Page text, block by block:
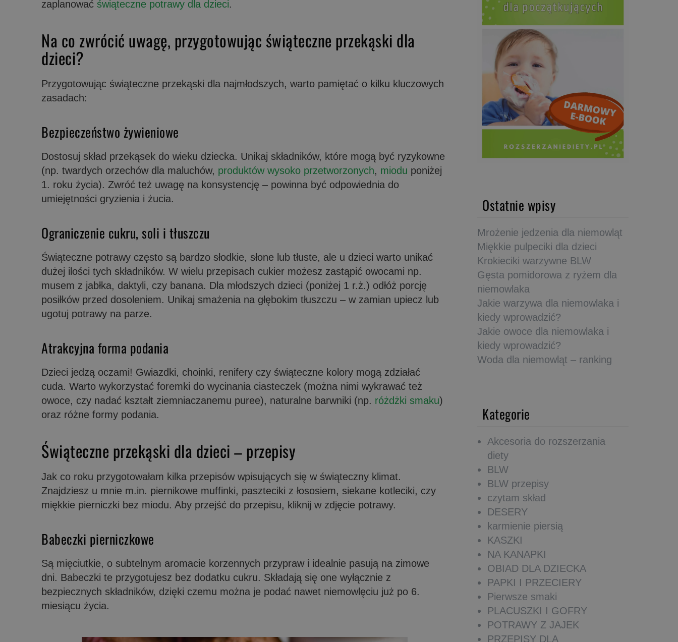
zaplanować świąteczne potrawy dla dzieci.
Na co zwrócić uwagę, przygotowując świąteczne przekąski dla
dzieci?
Przygotowując świąteczne przekąski dla najmłodszych, warto pamiętać o kilku kluczowych
zasadach:
Bezpieczeństwo żywieniowe
Dostosuj skład przekąsek do wieku dziecka. Unikaj składników, które mogą być ryzykowne
(np. twardych orzechów dla maluchów, produktów wysoko przetworzonych, miodu poniżej
1. roku życia). Zwróć też uwagę na konsystencję – powinna być odpowiednia do
umiejętności gryzienia i żucia.
Ograniczenie cukru, soli i tłuszczu
Świąteczne potrawy często są bardzo słodkie, słone lub tłuste, ale u dzieci warto unikać
dużej ilości tych składników. W wielu przepisach cukier możesz zastąpić owocami np.
musem z jabłka, daktyli, czy banana. Dla młodszych dzieci (poniżej 1 r.ż.) odłóż porcję
posiłków przed dosoleniem. Unikaj smażenia na głębokim tłuszczu – w zamian upiecz lub
ugotuj potrawy na parze.
Atrakcyjna forma podania
Dzieci jedzą oczami! Gwiazdki, choinki, renifery czy świąteczne kolory mogą zdziałać
cuda. Warto wykorzystać foremki do wycinania ciasteczek (można nimi wykrawać też
owoce, czy nadać kształt ziemniaczanemu puree), naturalne barwniki (np. różdżki smaku)
oraz różne formy podania.
Świąteczne przekąski dla dzieci – przepisy
Jak co roku przygotowałam kilka przepisów wpisujących się w świąteczny klimat.
Znajdziesz u mnie m.in. piernikowe muffinki, paszteciki z łososiem, siekane kotleciki, czy
miękkie pierniczki bez miodu. Aby przejść do przepisu, kliknij w zdjęcie potrawy.
Babeczki pierniczkowe
Są mięciutkie, o subtelnym aromacie korzennych przypraw i idealnie pasują na zimowe
dni. Babeczki te przygotujesz bez dodatku cukru. Składają się one wyłącznie z
bezpiecznych składników, dzięki czemu można je podać nawet niemowlęciu już po 6.
miesiącu życia.
Ostatnie wpisy
Mrożenie jedzenia dla niemowląt
Miękkie pulpeciki dla dzieci
Krokieciki warzywne BLW
Gęsta pomidorowa z ryżem dla
niemowlaka
Jakie warzywa dla niemowlaka i
kiedy wprowadzić?
Jakie owoce dla niemowlaka i
kiedy wprowadzić?
Woda dla niemowląt – ranking
Kategorie
Akcesoria do rozszerzania
diety
BLW
BLW przepisy
czytam skład
DESERY
karmienie piersią
KASZKI
NA KANAPKI
OBIAD DLA DZIECKA
PAPKI I PRZECIERY
Pierwsze smaki
PLACUSZKI I GOFRY
POTRAWY Z JAJEK
PRZEPISY DLA